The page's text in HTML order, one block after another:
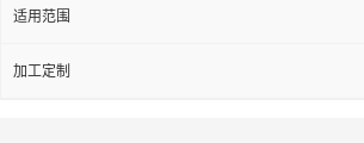
适用范围
加工定制